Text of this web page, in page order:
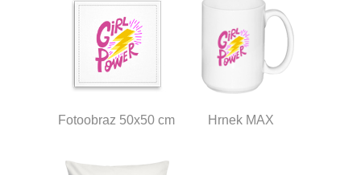
Fotoobraz 50x50 cm Hrnek MAX